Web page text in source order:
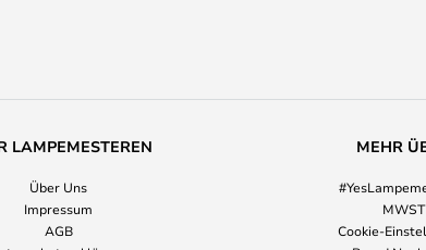
LAMPEMESTEREN
Über Uns
Impressum
AGB
MEHR
MWST
Cookie-